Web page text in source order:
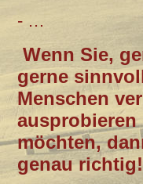
- …
Wenn Sie,
gerne
Menschen
möchten,
genau richtig!